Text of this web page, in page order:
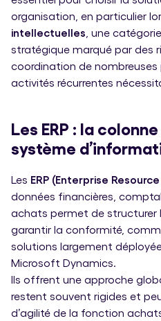
organisation, en particulier
intellectuelles , une
stratégique marqué par des
coordination de
activités récurrentes
Les ERP : la
système
Les ERP (Enterprise
données financières,
achats permet de structurer
garantir la conformité,
solutions largement
Microsoft Dynamics.
Ils offrent une approche
restent souvent rigides et
d’agilité de la fonction